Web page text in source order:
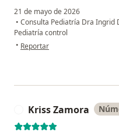
21 de mayo de 2026
• Consulta Pediatría Dra Ingrid
Pediatría control
• en opinión del usuario Yuli
Reportar
Kriss Zamora